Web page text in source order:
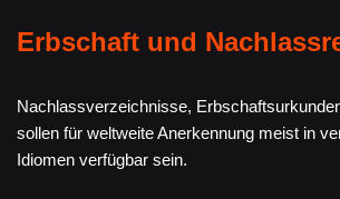
Erbschaft und
Nachlassverzeichnisse,
sollen für weltweite Anerkennung meist in
Idiomen verfügbar sein.